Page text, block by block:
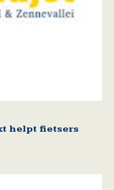
helpt fietsers